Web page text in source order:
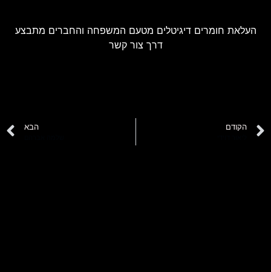
העלאת חומרים דיגיטלים מטעם המשפחה והחברים מתבצע
דרך צור קשר
הקודם הבא